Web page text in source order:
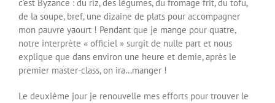
c’est Byzance : du riz, des légumes, du fromage frit, du tofu,
de la soupe, bref, une dizaine de plats pour accompagner
mon pauvre yaourt ! Pendant que je mange pour quatre,
notre interprète « officiel » surgit de nulle part et nous
explique que dans environ une heure et demie, après le
premier master-class, on ira…manger !
Le deuxième jour je renouvelle mes efforts pour trouver le